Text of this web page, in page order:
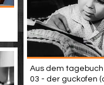
Aus dem
03 - der guckofen